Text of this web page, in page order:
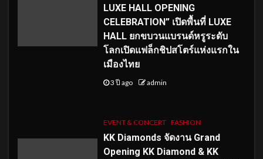
LUXE HALL OPENING
CELEBRATION” เปิดพื้นที่ LUXE
HALL ยกขบวนแบรนด์หรูระดับ
โลกเปิดแฟล็กชิปสโตร์แห่งแรกใน
เมืองไทย
3 ปี ago admin
EVENT & CONCERT FASHION
KK Diamonds จัดงาน Grand
Opening KK Diamond & KK